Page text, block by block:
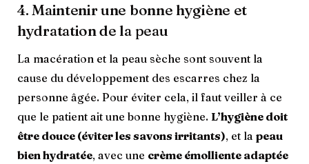
4. Maintenir une bonne hygiène et
hydratation de la peau
La macération et la peau sèche sont souvent la
cause du développement des escarres chez la
personne âgée. Pour éviter cela, il faut veiller à ce
que le patient ait une bonne hygiène. L’hygiène doit
être douce (éviter les savons irritants), et la peau
bien hydratée, avec une crème émolliente adaptée